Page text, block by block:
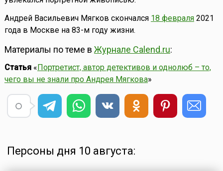
Андрей Васильевич Мягков скончался 18 февраля2021
года в Москве на 83-м году жизни.
Материалы по теме в Журнале Calend.ru:
Статья« Портретист, автор детективов и однолюб – то,
чего вы не знали про Андрея Мягкова»
Персоны дня 10 августа: